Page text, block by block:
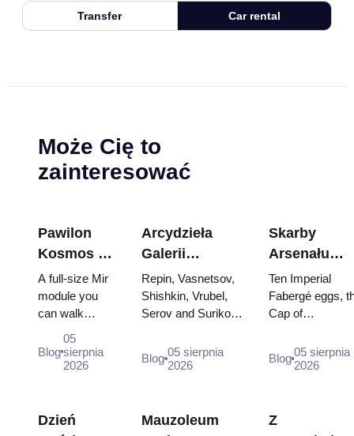
Transfer Car rental
Może Cię to
zainteresować
Pawilon
Kosmos na
WDNCh:
Wewnątrz
największej
rosyjskiej
wystawy
A full-size Mir
module you
can walk
Energia–Buran
model,
capsules and
Blog
05
sierpnia
2026
Arcydzieła
Galerii
Tretiakowskiej:
Obrazy, dla
których warto
wizytę
Repin, Vasnetsov,
Shishkin, Vrubel,
Serov and Surikov
stop people, where
they hang, and why
Blog 05 sierpnia
2026
Skarby
Arsenału
Kremla:
Fabergé,
trony i szaty
Ten Imperial
Fabergé eggs,
Cap of
double throne of
two boy tsars
Catherine...
Blog05 sierpnia
2026
Dzień
Mauzoleum
Z